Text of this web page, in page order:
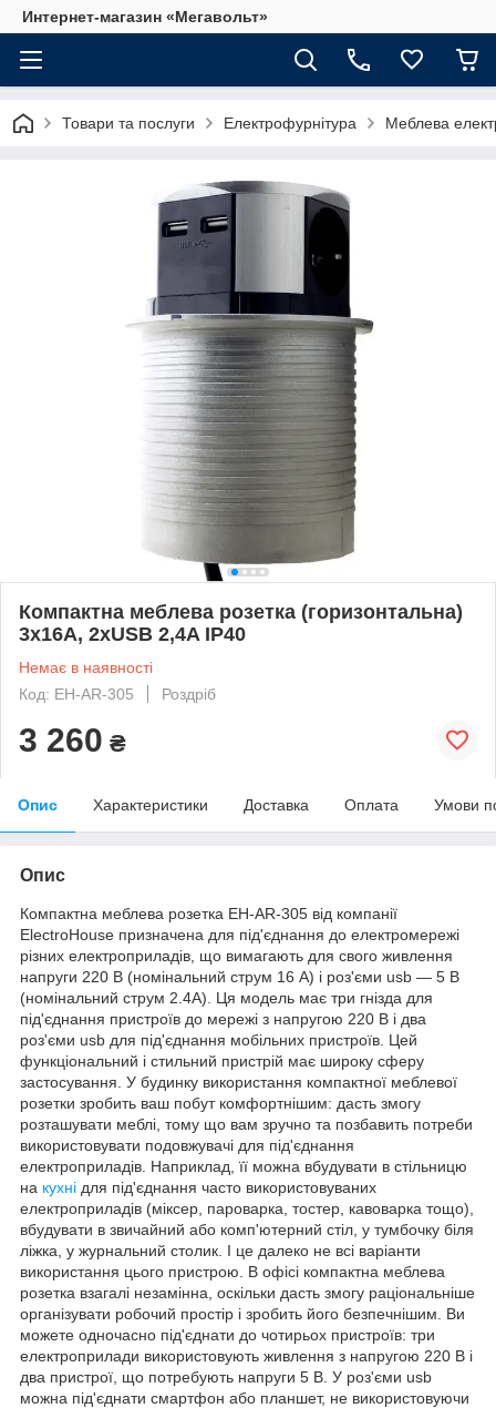
Интернет-магазин «Мегавольт»
Товари та послуги Електрофурнітура Меблева
Компактна меблева розетка (горизонтальна)
3х16A, 2хUSB 2,4A IP40
Немає в наявності
Код: EH-AR-305
Роздріб
3 260 ₴
Опис Характеристики Доставка Оплата Умови
Опис
Компактна меблева розетка EH-AR-305 від компанії
ElectroHouse призначена для під'єднання до електромережі
різних електроприладів, що вимагають для свого живлення
напруги 220 В (номінальний струм 16 А) і роз'єми usb — 5 В
(номінальний струм 2.4А). Ця модель має три гнізда для
під'єднання пристроїв до мережі з напругою 220 В і два
роз'єми usb для під'єднання мобільних пристроїв. Цей
функціональний і стильний пристрій має широку сферу
застосування. У будинку використання компактної меблевої
розетки зробить ваш побут комфортнішим: дасть змогу
розташувати меблі, тому що вам зручно та позбавить потреби
використовувати подовжувачі для під'єднання
електроприладів. Наприклад, її можна вбудувати в стільницю
на кухні для під'єднання часто використовуваних
електроприладів (міксер, пароварка, тостер, кавоварка тощо),
вбудувати в звичайний або комп'ютерний стіл, у тумбочку біля
ліжка, у журнальний столик. І це далеко не всі варіанти
використання цього пристрою. В офісі компактна меблева
розетка взагалі незамінна, оскільки дасть змогу раціональніше
організувати робочий простір і зробить його безпечнішим. Ви
можете одночасно під'єднати до чотирьох пристроїв: три
електроприлади використовують живлення з напругою 220 В і
два пристрої, що потребують напруги 5 В. У роз'єми usb
можна під'єднати смартфон або планшет, не використовуючи